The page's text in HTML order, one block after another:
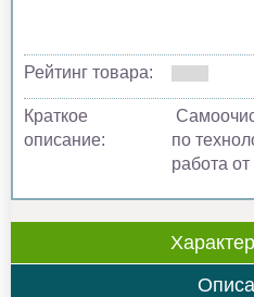
Рейтинг товара:
Краткое
описание:
по
работа